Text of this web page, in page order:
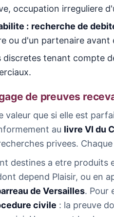
occupation irreguliere
: recherche de
ou d'un partenaire avant
discretes tenant compte
de preuves
valeur que si elle est
au livre VI du
privees.
destines a etre
depend Plaisir, ou en
de Versailles. Pour
civile : la preuve